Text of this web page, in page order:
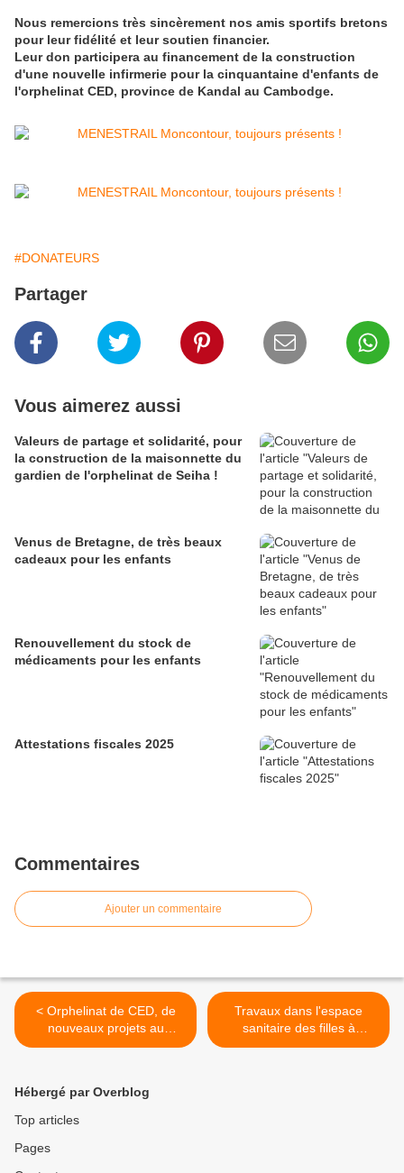
Nous remercions très sincèrement nos amis sportifs bretons
pour leur fidélité et leur soutien financier.
Leur don participera au financement de la construction
d'une nouvelle infirmerie pour la cinquantaine d'enfants de
l'orphelinat CED, province de Kandal au Cambodge.
#DONATEURS
Partager
Vous aimerez aussi
Valeurs de partage et solidarité, pour
la construction de la maisonnette du
gardien de l'orphelinat de Seiha !
Venus de Bretagne, de très beaux
cadeaux pour les enfants
Renouvellement du stock de
médicaments pour les enfants
Attestations fiscales 2025
Commentaires
Ajouter un commentaire
< Orphelinat de CED, de
nouveaux projets au
Cambodge...
Travaux dans l'espace
sanitaire des filles à
Battambang >
Hébergé par Overblog
Top articles
Pages